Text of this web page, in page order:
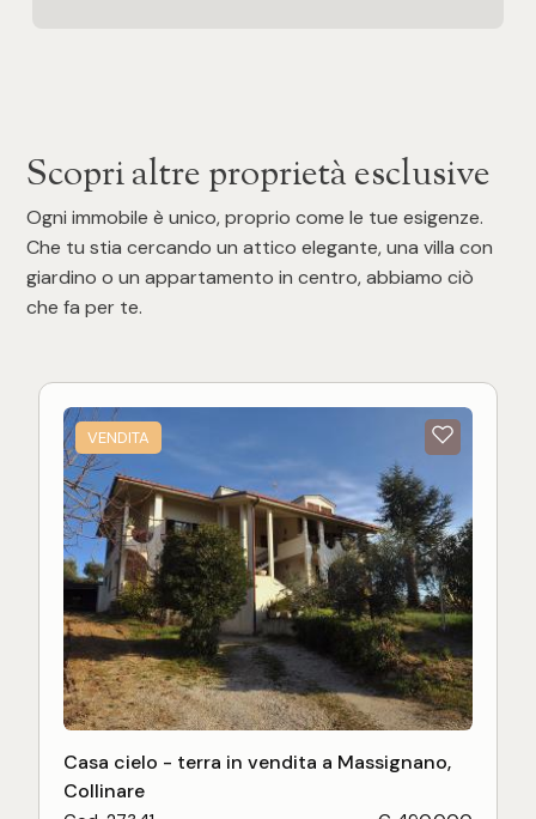
Scopri altre proprietà esclusive
Ogni immobile è unico, proprio come le tue esigenze.
Che tu stia cercando un attico elegante, una villa con
giardino o un appartamento in centro, abbiamo ciò
che fa per te.
VENDITA
Casa cielo - terra in vendita a Massignano,
Collinare